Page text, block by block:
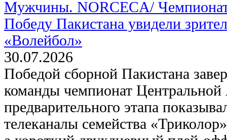
Мужчины. NORCECA/
Победу Пакистана увидели
«Волейбол»
30.07.2026
Победой сборной Пакистана
команды чемпионат
предварительного этапа
телеканалы семейства